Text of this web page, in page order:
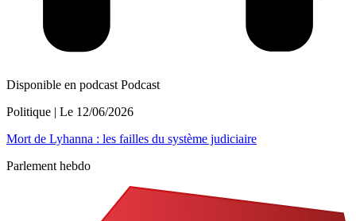
Disponible en podcast Podcast
Politique | Le 12/06/2026
Mort de Lyhanna : les failles du système judiciaire
Parlement hebdo